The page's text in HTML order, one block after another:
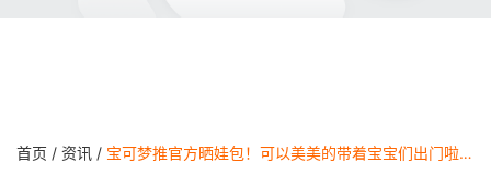
首页 / 资讯 / 宝可梦推官方晒娃包！可以美美的带着宝宝们出门啦~ - 爱游戏APP体育官网